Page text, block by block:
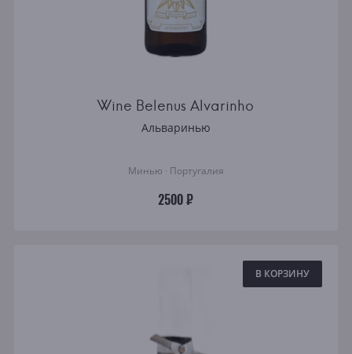
Wine Belenus Alvarinho
Альваринью
Минью · Португалия
2500 ₽
В КОРЗИНУ